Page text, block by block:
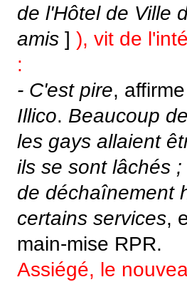
de l'Hôtel de Ville
amis] ), vit de
:
- C'est pire,
Illico. Beaucoup
les gays allaient
ils se sont lâchés
de déchaînement
certains services,
main-mise RPR.
Assiégé, le